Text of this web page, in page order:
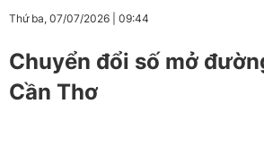
Thứ ba, 07/07/2026 09:44
Chuyển đổi số mở
Cần Thơ